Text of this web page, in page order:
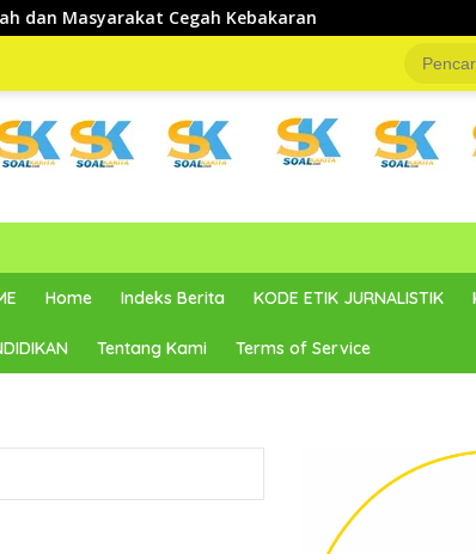
Kebakaran
Home Indeks Berita KODE ETIK JURNALISTIK
Tentang Kami Terms of Service